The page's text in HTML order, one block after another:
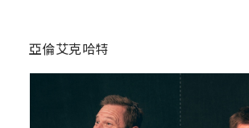
亞倫艾克哈特